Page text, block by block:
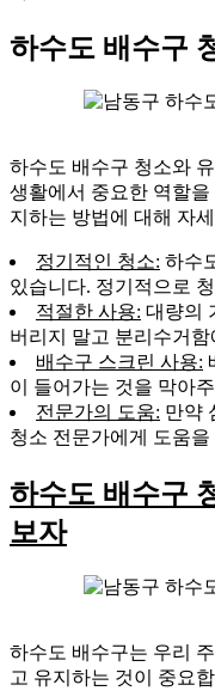
하수도 배수구
하수도 배수구 청소와
생활에서 중요한 역할
지하는 방법에 대해 자
정기적인 청소: 하수
있습니다. 정기적으로
적절한 사용: 대량의
버리지 말고 분리수거
배수구 스크린 사용:
이 들어가는 것을 막아
전문가의 도움: 만약
청소 전문가에게 도움
하수도 배수구
보자
하수도 배수구는 우리
고 유지하는 것이 중요